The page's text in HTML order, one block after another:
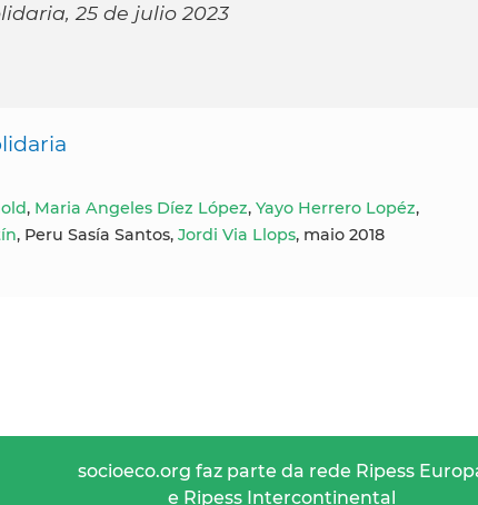
25 de julio 2023
, Maria Angeles Díez López, Yayo Herrero Lopéz,
, Peru Sasía Santos, Jordi Via Llops, maio 2018
socioeco.org faz parte da rede Ripess
e Ripess Intercontinental